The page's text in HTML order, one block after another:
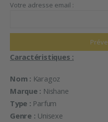
Votre adresse email :
Caractéristiques :
Nom : Karagoz
Marque : Nishane
Type : Parfum
Genre : Unisexe